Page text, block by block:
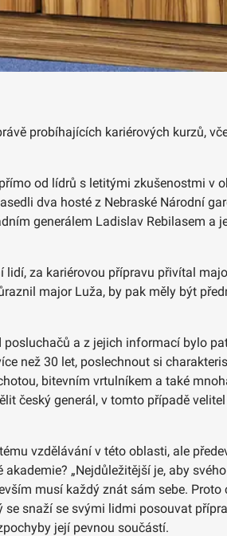
probíhajících kariérových kurzů,
od lídrů s letitými zkušenostmi v
dva hosté z Nebraské Národní
generálem Ladislav Rebilasem a
za kariérovou přípravu přivítal
major Luža, by pak měly být
a z jejich informací bylo
než 30 let, poslechnout si
bitevním vrtulníkem a také
český generál, v tomto případě
vzdělávání v této oblasti, ale
„Nejdůležitější je, aby
musí každý znát sám sebe. Proto
snaží se svými lidmi posouvat
její pevnou součástí.